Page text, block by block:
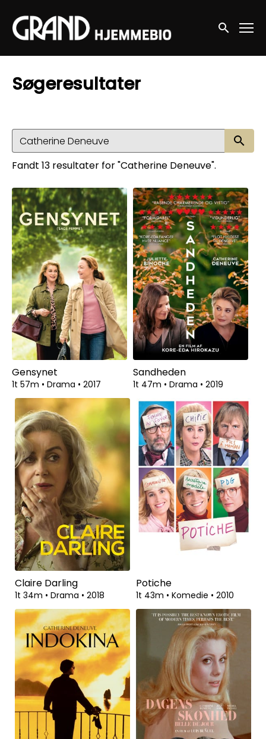
Accessibility Links
Søg nu
Søgeresultater
Fandt 13 resultater for "Catherine Deneuve".
Gensynet
1t 57m • Drama • 2017
Sandheden
1t 47m • Drama • 2019
Claire Darling
1t 34m • Drama • 2018
Potiche
1t 43m • Komedie • 2010